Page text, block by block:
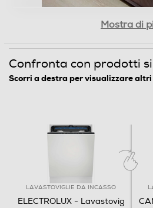
Spia esaurimento sale
Spia brillantante
- Partenza ritardata da 1 a 24
Mostra di
Confronta con prodotti
Scorri a destra per visualizzare
LAVASTOVIGLIE DA INCASSO
ELECTROLUX - Lavastovig